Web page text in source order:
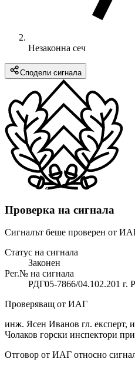
Незаконна сеч
Сподели сигнала
Проверка на сигнала
Сигналът беше проверен от
Статус на сигнала
Законен
Рег.№ на сигнала
РДГ05-7866/04.102.201 г.
Проверяващ от ИАГ
инж. Ясен Иванов гл.
Чолаков горски инспектори
Отговор от ИАГ относно